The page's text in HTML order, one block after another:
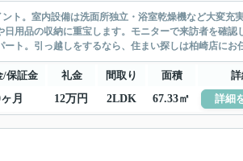
ト。室内設備は洗面所独立・浴室乾燥機など大変充
用品の収納に重宝します。モニターで来訪者を確認
ト。引っ越しをするなら、住まい探しは柏崎店にお
/保証金 礼金 間取り 面積 詳
月 12万円 2LDK 67.33㎡ 詳細